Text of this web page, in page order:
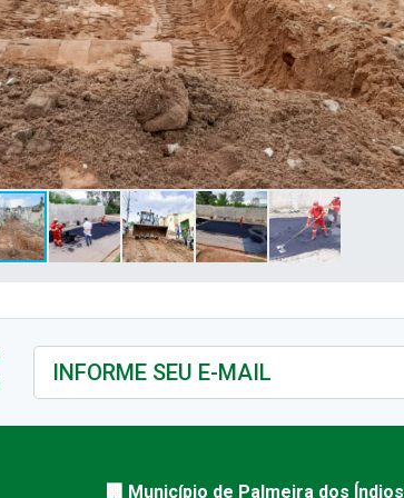
🏢 Município de Palmeira dos Índios